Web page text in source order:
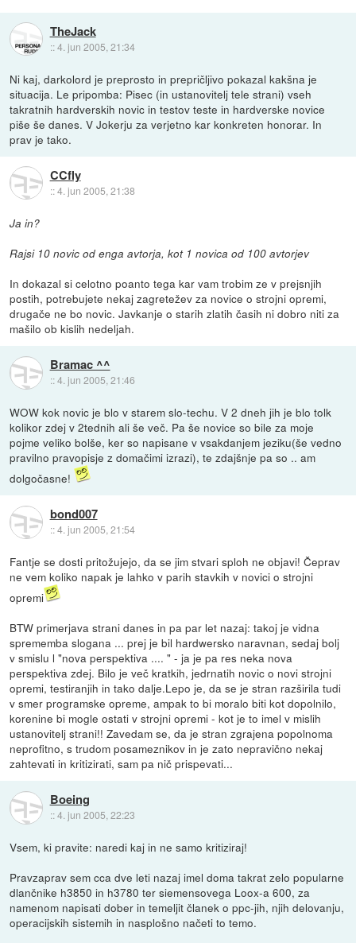
TheJack
::4. jun 2005, 21:34
Ni kaj, darkolord je preprosto in prepričljivo pokazal kakšna je
situacija. Le pripomba: Pisec (in ustanovitelj tele strani) vseh
takratnih hardverskih novic in testov teste in hardverske novice
piše še danes. V Jokerju za verjetno kar konkreten honorar. In
prav je tako.
CCfly
::4. jun 2005, 21:38
Ja in?
Rajsi 10 novic od enga avtorja, kot 1 novica od 100 avtorjev
In dokazal si celotno poanto tega kar vam trobim ze v prejsnjih
postih, potrebujete nekaj zagretežev za novice o strojni opremi,
drugače ne bo novic. Javkanje o starih zlatih časih ni dobro niti za
mašilo ob kislih nedeljah.
Bramac ^^
::4. jun 2005, 21:46
WOW kok novic je blo v starem slo-techu. V 2 dneh jih je blo tolk
kolikor zdej v 2tednih ali še več. Pa še novice so bile za moje
pojme veliko bolše, ker so napisane v vsakdanjem jeziku(še vedno
pravilno pravopisje z domačimi izrazi), te zdajšnje pa so .. am
dolgočasne!
bond007
::4. jun 2005, 21:54
Fantje se dosti pritožujejo, da se jim stvari sploh ne objavi! Čeprav
ne vem koliko napak je lahko v parih stavkih v novici o strojni
opremi
BTW primerjava strani danes in pa par let nazaj: takoj je vidna
sprememba slogana ... prej je bil hardwersko naravnan, sedaj bolj
v smislu l "nova perspektiva .... " - ja je pa res neka nova
perspektiva zdej. Bilo je več kratkih, jedrnatih novic o novi strojni
opremi, testiranjih in tako dalje.Lepo je, da se je stran razširila tudi
v smer programske opreme, ampak to bi moralo biti kot dopolnilo,
korenine bi mogle ostati v strojni opremi - kot je to imel v mislih
ustanovitelj strani!! Zavedam se, da je stran zgrajena popolnoma
neprofitno, s trudom posameznikov in je zato nepravično nekaj
zahtevati in kritizirati, sam pa nič prispevati...
Boeing
::4. jun 2005, 22:23
Vsem, ki pravite: naredi kaj in ne samo kritiziraj!
Pravzaprav sem cca dve leti nazaj imel doma takrat zelo popularne
dlančnike h3850 in h3780 ter siemensovega Loox-a 600, za
namenom napisati dober in temeljit članek o ppc-jih, njih delovanju,
operacijskih sistemih in nasplošno načeti to temo.